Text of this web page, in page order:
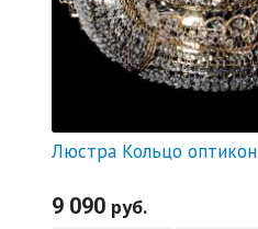
Люстра Кольцо оптикон
9 090 руб.